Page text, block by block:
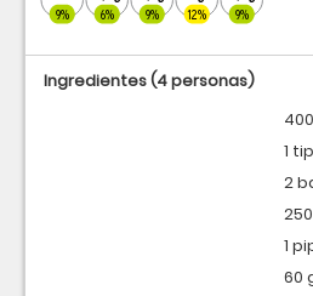
9% 6% 9% 12% 9%
Ingredientes(4 personas)
1
2
1
60